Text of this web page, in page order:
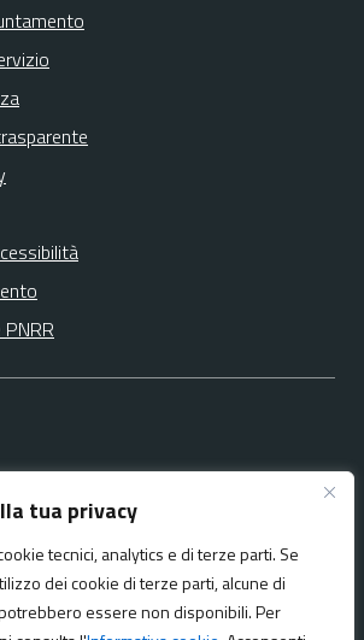
tua privacy
tecnici, analytics e di terze parti. Se
dei cookie di terze parti, alcune di
essere non disponibili. Per
Mappa del sito